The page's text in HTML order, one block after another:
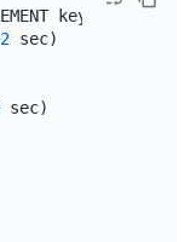
key)
sec)
sec)